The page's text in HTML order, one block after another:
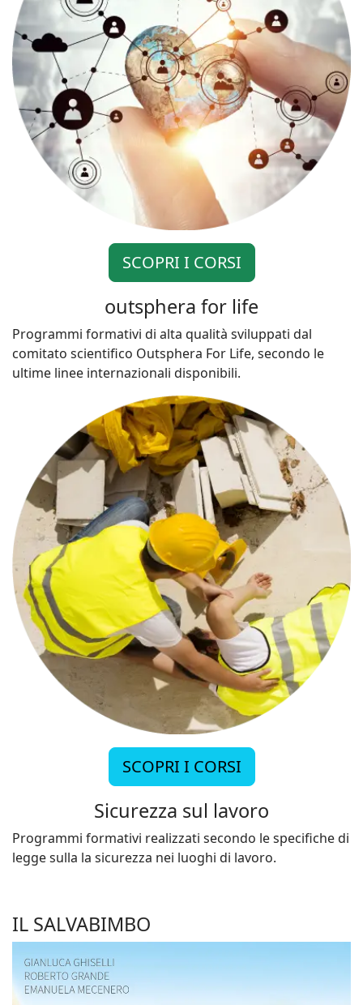
SCOPRI I CORSI
outsphera for life
Programmi formativi di alta qualità sviluppati dal
comitato scientifico Outsphera For Life, secondo le
ultime linee internazionali disponibili.
SCOPRI I CORSI
Sicurezza sul lavoro
Programmi formativi realizzati secondo le specifiche di
legge sulla la sicurezza nei luoghi di lavoro.
IL SALVABIMBO